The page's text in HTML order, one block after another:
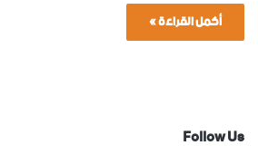
أكمل القراءة »
Follow Us